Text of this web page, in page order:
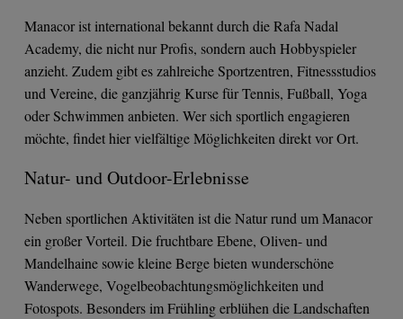
Manacor ist international bekannt durch die Rafa Nadal
Academy, die nicht nur Profis, sondern auch Hobbyspieler
anzieht. Zudem gibt es zahlreiche Sportzentren, Fitnessstudios
und Vereine, die ganzjährig Kurse für Tennis, Fußball, Yoga
oder Schwimmen anbieten. Wer sich sportlich engagieren
möchte, findet hier vielfältige Möglichkeiten direkt vor Ort.
Natur- und Outdoor-Erlebnisse
Neben sportlichen Aktivitäten ist die Natur rund um Manacor
ein großer Vorteil. Die fruchtbare Ebene, Oliven- und
Mandelhaine sowie kleine Berge bieten wunderschöne
Wanderwege, Vogelbeobachtungsmöglichkeiten und
Fotospots. Besonders im Frühling erblühen die Landschaften